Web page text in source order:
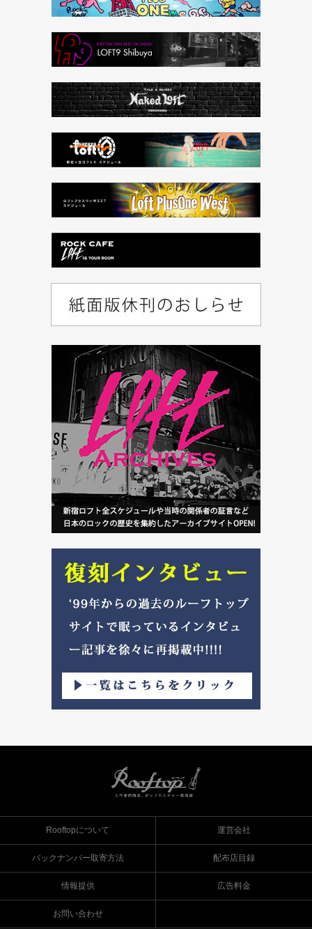
Rooftopについて 運営会社
バックナンバー取寄方法 配布店目録
情報提供 広告料金
お問い合わせ